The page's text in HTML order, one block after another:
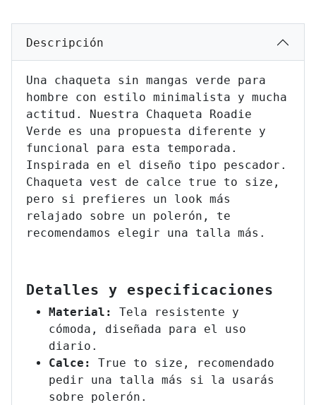
Descripción
Una chaqueta sin mangas verde para
hombre con estilo minimalista y mucha
actitud. Nuestra Chaqueta Roadie
Verde es una propuesta diferente y
funcional para esta temporada.
Inspirada en el diseño tipo pescador.
Chaqueta vest de calce true to size,
pero si prefieres un look más
relajado sobre un polerón, te
recomendamos elegir una talla más.
Detalles y especificaciones
Material: Tela resistente y
cómoda, diseñada para el uso
diario.
Calce: True to size, recomendado
pedir una talla más si la usarás
sobre polerón.